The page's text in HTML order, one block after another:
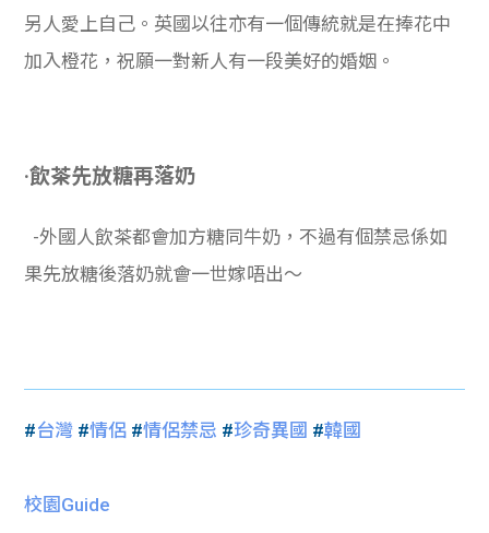
另人愛上自己。英國以往亦有一個傳統就是在捧花中
加入橙花，祝願一對新人有一段美好的婚姻。
·飲茶先放糖再落奶
-外國人飲茶都會加方糖同牛奶，不過有個禁忌係如
果先放糖後落奶就會一世嫁唔出～
#台灣 #情侶 #情侶禁忌 #珍奇異國 #韓國
校園Guide